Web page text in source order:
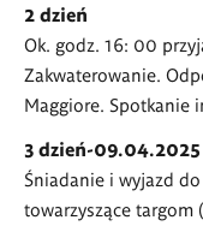
2 dzień
Ok. godz. 16: 00
Zakwaterowanie.
Maggiore. Spotkanie
3 dzień-09.04.2025
Śniadanie i wyjazd
towarzyszące targom